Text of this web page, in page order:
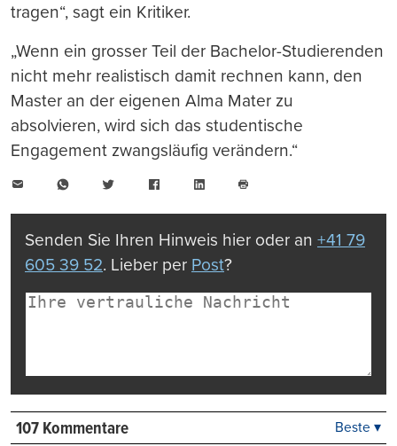
tragen“, sagt ein Kritiker.
„Wenn ein grosser Teil der Bachelor-Studierenden
nicht mehr realistisch damit rechnen kann, den
Master an der eigenen Alma Mater zu
absolvieren, wird sich das studentische
Engagement zwangsläufig verändern.“
WhatsAppTwitter FacebookLinkedIn
drucken
Senden Sie Ihren Hinweis hier oder an +41 79
605 39 52. Lieber per Post?
107 Kommentare Beste ▾